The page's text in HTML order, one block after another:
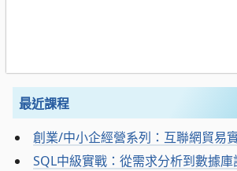
最近課程
創業/中小企經營系列：互聯網貿易
SQL中級實戰：從需求分析到數據庫